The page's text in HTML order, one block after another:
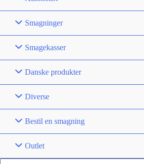
Smagninger
Smagekasser
Danske produkter
Diverse
Bestil en smagning
Outlet